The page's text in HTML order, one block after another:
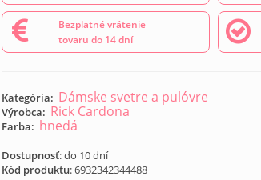
Bezplatné vrátenie
tovaru do 14 dní
Kategória: Dámske svetre a pulóvre
Výrobca: Rick Cardona
Farba: hnedá
Dostupnosť: do 10 dní
Kód produktu:6932342344488